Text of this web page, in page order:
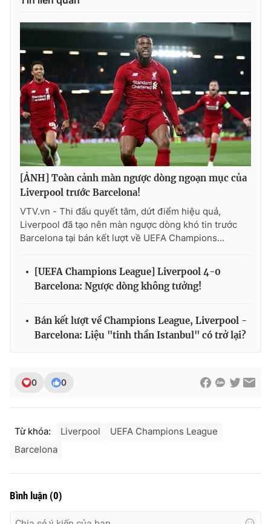
Ðiện thoại Thời báo VTV:
Email:toasoan@vtv.vn
024-7300.7108
® Cấm sao chép dưới mọi hình thức nếu không có sự chấp
thuận bằng văn bản. Ghi rõ nguồn VTV.vn khi phát hành lại
thông tin từ website này.
[ẢNH] Toàn cảnh màn ngược dòng ngoạn mục của
Liverpool trước Barcelona!
VTV.vn - Thi đấu quyết tâm, dứt điểm hiệu quả,
Liverpool đã tạo nên màn ngược dòng khó tin trước
Barcelona tại bán kết lượt về UEFA Champions...
[UEFA Champions League] Liverpool 4-0
Barcelona: Ngược dòng không tưởng!
Bán kết lượt về Champions League, Liverpool -
Barcelona: Liệu "tinh thần Istanbul" có trở lại?
0 0
Từ khóa: Liverpool
UEFA Champions League
Barcelona
Bình luận (0)